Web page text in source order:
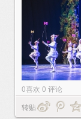
0喜欢 0 评论
转贴